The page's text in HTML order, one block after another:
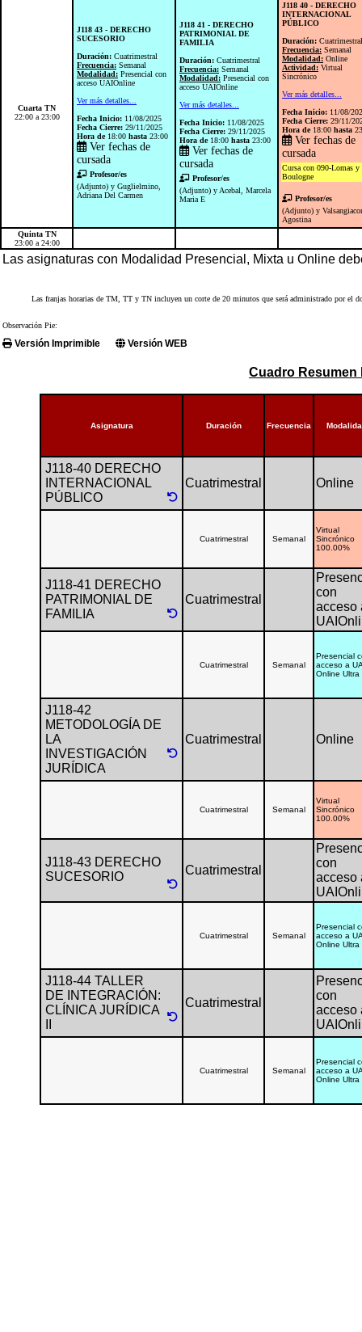
Cuarta TN
22:00 a 23:00
J118 43 - DERECHO
SUCESORIO
Duración: Cuatrimestral
Frecuencia: Semanal
Modalidad: Presencial con
acceso UAIOnline
Ver más detalles...
Fecha Inicio: 11/08/2025
Fecha Cierre: 29/11/2025
Hora de18:00 hasta 23:00
Ver fechas de
cursada
Profesor/es
(Adjunto) y Guglielmino,
Adriana Del Carmen
J118 41 - DERECHO
PATRIMONIAL DE
FAMILIA
Duración: Cuatrimestral
Frecuencia: Semanal
Modalidad: Presencial con
acceso UAIOnline
Ver más detalles...
Fecha Inicio: 11/08/2025
Fecha Cierre: 29/11/2025
Hora de18:00 hasta 23:00
Ver fechas de
cursada
Profesor/es
(Adjunto) y Acebal, Marcela
Maria E
J118 40 - DERECHO
INTERNACIONAL
PÚBLICO
Duración: Cuatrimestral
Frecuencia: Semanal
Modalidad: Online
Actividad: Virtual
Sincrónico
Ver más detalles...
Fecha Inicio: 11/08/
Fecha Cierre: 29/11/
Hora de18:00 hasta
Ver fechas de
cursada
Cursa con 090-Lomas y
Boulogne
Profesor/es
(Adjunto) y
Agostina
Quinta TN
23:00 a 24:00
Las asignaturas con Modalidad Presencial, Mixta u Online
Las franjas horarias de TM, TT y TN incluyen un corte de 20 minutos que será administrado por el
Observación Pie:
Versión Imprimible Versión WEB
Cuadro Resumen
Asignatura Duración Frecuencia
J118-40 DERECHO
INTERNACIONAL
PÚBLICO
Cuatrimestral Online
Cuatrimestral Semanal
Virtual
Sincrónico
100.00%
J118-41 DERECHO
PATRIMONIAL DE
FAMILIA
Cuatrimestral
con
acceso
Cuatrimestral Semanal
Presencial
acceso a
Online Ultra
J118-42
METODOLOGÍA DE
LA
INVESTIGACIÓN
JURÍDICA
Cuatrimestral Online
Cuatrimestral Semanal
Virtual
Sincrónico
100.00%
J118-43 DERECHO
SUCESORIO
Cuatrimestral
con
acceso
Cuatrimestral Semanal
Presencial
acceso a
Online Ultra
J118-44 TALLER
DE INTEGRACIÓN:
CLÍNICA JURÍDICA
Cuatrimestral
con
acceso
Cuatrimestral Semanal
Presencial
acceso a
Online Ultra